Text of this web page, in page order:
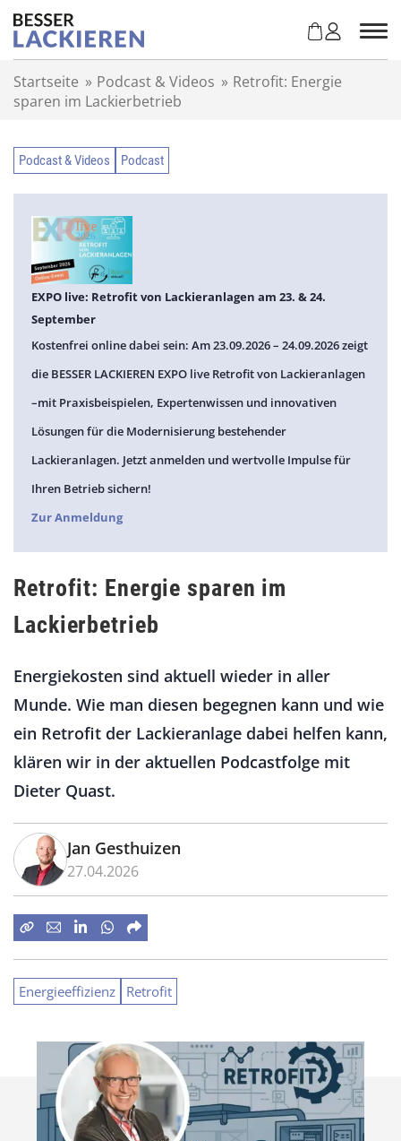
Startseite » Podcast & Videos » Retrofit: Energie
sparen im Lackierbetrieb
Podcast & Videos Podcast
EXPO live: Retrofit von Lackieranlagen am 23. & 24.
September
Kostenfrei online dabei sein: Am 23.09.2026 – 24.09.2026 zeigt
die BESSER LACKIEREN EXPO live Retrofit von Lackieranlagen
–mit Praxisbeispielen, Expertenwissen und innovativen
Lösungen für die Modernisierung bestehender
Lackieranlagen. Jetzt anmelden und wertvolle Impulse für
Ihren Betrieb sichern!
Zur Anmeldung
Retrofit: Energie sparen im
Lackierbetrieb
Energiekosten sind aktuell wieder in aller
Munde. Wie man diesen begegnen kann und wie
ein Retrofit der Lackieranlage dabei helfen kann,
klären wir in der aktuellen Podcastfolge mit
Dieter Quast.
Jan Gesthuizen
27.04.2026
Energieeffizienz Retrofit